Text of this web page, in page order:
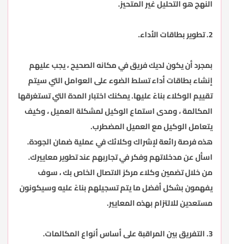
النهج هو التحليل غير المتحيز.
2. تطوير بطاقات الأداء.
بمجرد أن يكون لديك فريق في مكانه الصحيح ، يجب عليهم
إنشاء بطاقات أداء تسلط الضوء على العوامل التي سيتم
تقييم الوكلاء بناءً عليها. يمكنك اختبار المدة التي تستغرقها
المكالمة ، ومدى استماع الوكيل لمشكلة العميل ، وكيف
يتعامل الوكيل مع العميل المضطرب.
هذه فرصة رائعة لإشراك وكلائك في عملية ضمان الجودة.
اسأل عن مدخلاتهم وفكر في تجاربهم عند تطوير معاييرك.
من خلال تضمين وكلاء مركز الاتصال الخاص بك ، سوف
يفهمون بشكل أفضل ما يتم تسجيلهم بناءً عليه وسيكونون
مستعدين للالتزام بهذه المعايير.
3. التفريق بين المراقبة على أساس أنواع المكالمات.